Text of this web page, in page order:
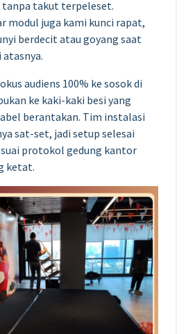
tanpa takut terpeleset.
modul juga kami kunci rapat,
berdecit atau goyang saat
audiens 100% ke sosok di
ke kaki-kaki besi yang
berantakan. Tim instalasi
sat-set, jadi setup selesai
protokol gedung kantor
ketat.